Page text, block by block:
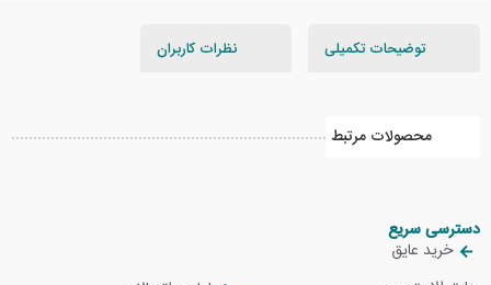
توضیحات تکمیلی نظرات کاربران
محصولات مرتبط
دسترسی سریع
خرید عایق